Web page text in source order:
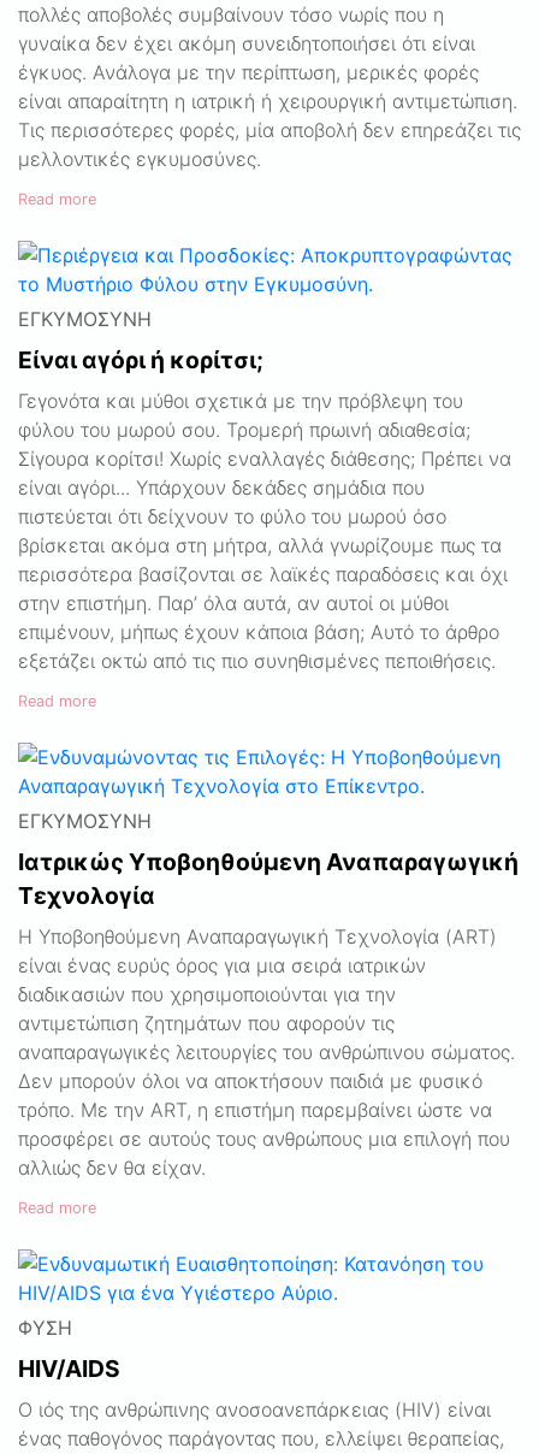
πολλές αποβολές συμβαίνουν τόσο νωρίς που η
γυναίκα δεν έχει ακόμη συνειδητοποιήσει ότι είναι
έγκυος. Ανάλογα με την περίπτωση, μερικές φορές
είναι απαραίτητη η ιατρική ή χειρουργική αντιμετώπιση.
Τις περισσότερες φορές, μία αποβολή δεν επηρεάζει τις
μελλοντικές εγκυμοσύνες.
Read more
ΕΓΚΥΜΟΣΎΝΗ
Είναι αγόρι ή κορίτσι;
Γεγονότα και μύθοι σχετικά με την πρόβλεψη του
φύλου του μωρού σου. Τρομερή πρωινή αδιαθεσία;
Σίγουρα κορίτσι! Χωρίς εναλλαγές διάθεσης; Πρέπει να
είναι αγόρι... Υπάρχουν δεκάδες σημάδια που
πιστεύεται ότι δείχνουν το φύλο του μωρού όσο
βρίσκεται ακόμα στη μήτρα, αλλά γνωρίζουμε πως τα
περισσότερα βασίζονται σε λαϊκές παραδόσεις και όχι
στην επιστήμη. Παρ’ όλα αυτά, αν αυτοί οι μύθοι
επιμένουν, μήπως έχουν κάποια βάση; Αυτό το άρθρο
εξετάζει οκτώ από τις πιο συνηθισμένες πεποιθήσεις.
Read more
ΕΓΚΥΜΟΣΎΝΗ
Ιατρικώς Υποβοηθούμενη Αναπαραγωγική
Τεχνολογία
Η Υποβοηθούμενη Αναπαραγωγική Τεχνολογία (ART)
είναι ένας ευρύς όρος για μια σειρά ιατρικών
διαδικασιών που χρησιμοποιούνται για την
αντιμετώπιση ζητημάτων που αφορούν τις
αναπαραγωγικές λειτουργίες του ανθρώπινου σώματος.
Δεν μπορούν όλοι να αποκτήσουν παιδιά με φυσικό
τρόπο. Με την ART, η επιστήμη παρεμβαίνει ώστε να
προσφέρει σε αυτούς τους ανθρώπους μια επιλογή που
αλλιώς δεν θα είχαν.
Read more
ΦΎΣΗ
HIV/AIDS
Ο ιός της ανθρώπινης ανοσοανεπάρκειας (HIV) είναι
ένας παθογόνος παράγοντας που, ελλείψει θεραπείας,